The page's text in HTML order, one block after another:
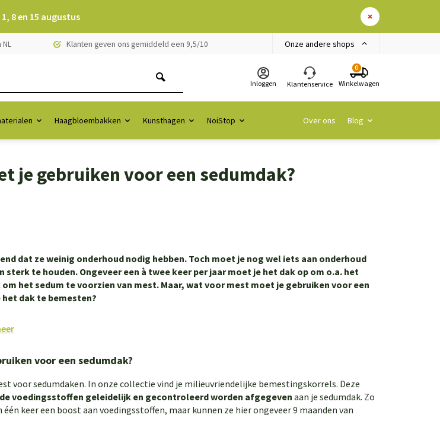
8 en 15 augustus
NL Klanten geven ons gemiddeld een 9,5/10 Onze andere shops
Inloggen Klantenservice
0
Winkelwagen
Haagbloembakken Kunsthagen NoiStop Over ons Blog
je gebruiken voor een sedumdak?
dat ze weinig onderhoud nodig hebben. Toch moet je nog wel iets aan onderhoud
sterk te houden. Ongeveer een à twee keer per jaar moet je het dak op om o.a. het
het sedum te voorzien van mest. Maar, wat voor mest moet je gebruiken voor een
het dak te bemesten?
voor een sedumdak?
voor sedumdaken. In onze collectie vind je milieuvriendelijke bemestingskorrels. Deze
devoedingsstoffen geleidelijk en gecontroleerd worden afgegeven aan je sedumdak. Zo
keer een boost aan voedingsstoffen, maar kunnen ze hier ongeveer 9 maanden van